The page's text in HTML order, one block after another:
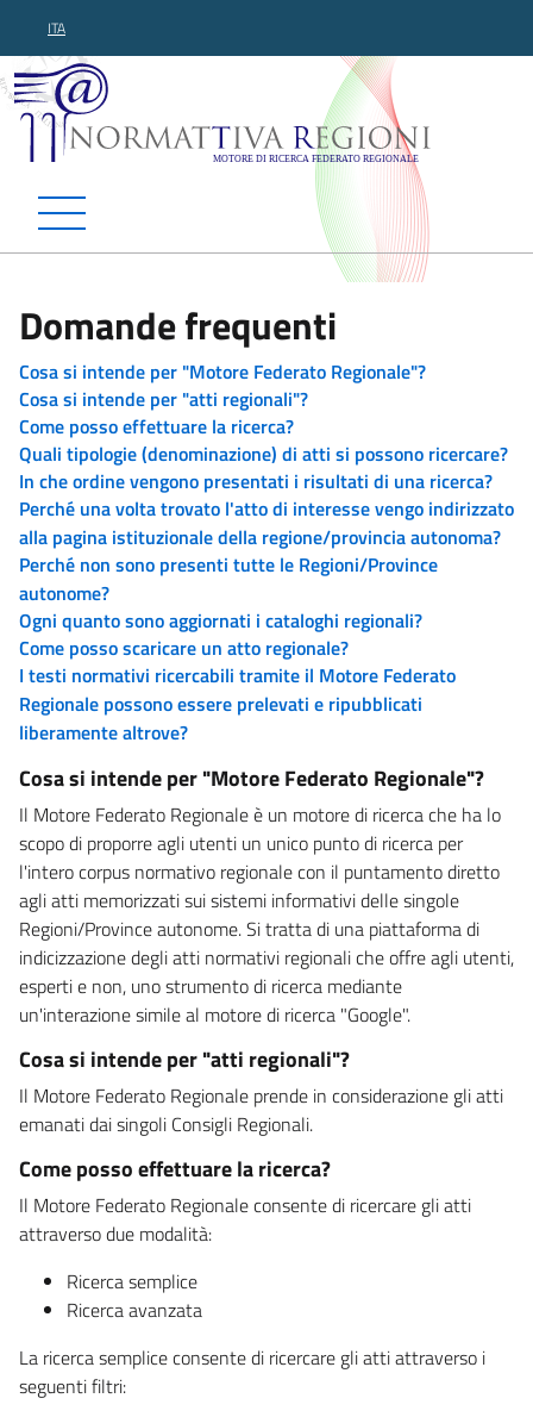
ITA
Normattiva Regioni -
Domande frequenti
Cosa si intende per "Motore Federato Regionale"?
Cosa si intende per "atti regionali"?
Come posso effettuare la ricerca?
Quali tipologie (denominazione) di atti si possono ricercare?
In che ordine vengono presentati i risultati di una ricerca?
Perché una volta trovato l'atto di interesse vengo indirizzato
alla pagina istituzionale della regione/provincia autonoma?
Perché non sono presenti tutte le Regioni/Province
autonome?
Ogni quanto sono aggiornati i cataloghi regionali?
Come posso scaricare un atto regionale?
I testi normativi ricercabili tramite il Motore Federato
Regionale possono essere prelevati e ripubblicati
liberamente altrove?
Cosa si intende per "Motore Federato Regionale"?
Il Motore Federato Regionale è un motore di ricerca che ha lo
scopo di proporre agli utenti un unico punto di ricerca per
l'intero corpus normativo regionale con il puntamento diretto
agli atti memorizzati sui sistemi informativi delle singole
Regioni/Province autonome. Si tratta di una piattaforma di
indicizzazione degli atti normativi regionali che offre agli utenti,
esperti e non, uno strumento di ricerca mediante
un'interazione simile al motore di ricerca "Google".
Cosa si intende per "atti regionali"?
Il Motore Federato Regionale prende in considerazione gli atti
emanati dai singoli Consigli Regionali.
Come posso effettuare la ricerca?
Il Motore Federato Regionale consente di ricercare gli atti
attraverso due modalità:
Ricerca semplice
Ricerca avanzata
La ricerca semplice consente di ricercare gli atti attraverso i
seguenti filtri: